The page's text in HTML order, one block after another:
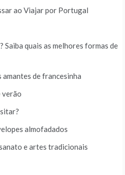
ao Viajar por Portugal
quais as melhores formas de
de francesinha
verão
almofadados
e artes tradicionais